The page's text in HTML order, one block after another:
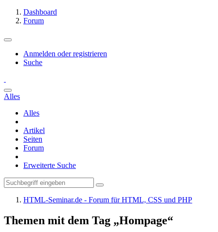
Dashboard
Forum
Anmelden oder registrieren
Suche
Alles
Alles
Artikel
Seiten
Forum
Erweiterte Suche
HTML-Seminar.de - Forum für HTML, CSS und PHP
Themen mit dem Tag „Hompage“